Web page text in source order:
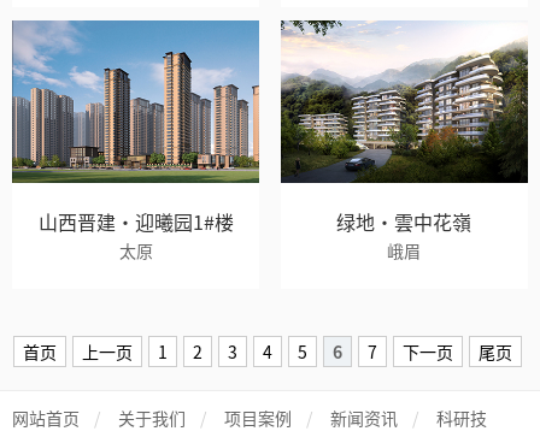
山西晋建·迎曦园1#楼
太原
绿地·雲中花嶺
峨眉
首页 上一页 1 2 3 4 5 6 7 下一页 尾页
网站首页 / 关于我们 / 项目案例 / 新闻资讯 / 科研技